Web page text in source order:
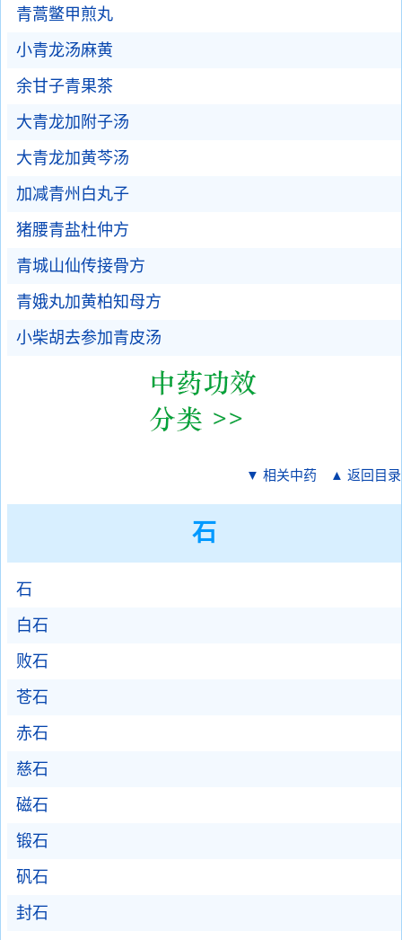
青蒿鳖甲煎丸
小青龙汤麻黄
余甘子青果茶
大青龙加附子汤
大青龙加黄芩汤
加减青州白丸子
猪腰青盐杜仲方
青城山仙传接骨方
青娥丸加黄柏知母方
小柴胡去参加青皮汤
▼ 相关中药 ▲ 返回目录
石
石
白石
败石
苍石
赤石
慈石
磁石
锻石
矾石
封石